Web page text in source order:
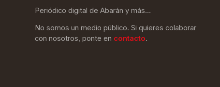
Periódico digital de Abarán y más…
No somos un medio público. Si quieres colaborar
con nosotros, ponte en contacto.